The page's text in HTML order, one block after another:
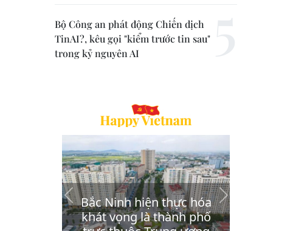
Bộ Công an phát động Chiến dịch
TinAI?, kêu gọi "kiểm trước tin sau"
trong kỷ nguyên AI